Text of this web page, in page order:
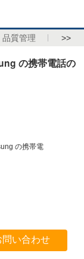
品質管理 >>
の携帯電話の
問い合わせ